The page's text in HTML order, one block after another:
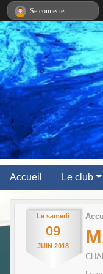
Accueil Le club
Le samedi
09
JUIN 2018
Se connecter
Panneau de gestion